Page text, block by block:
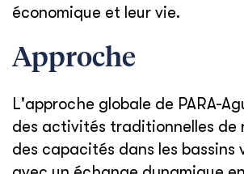
économique et leur vie.
Approche
L'approche globale de PARA-
des activités traditionnelles de
des capacités dans les bassins